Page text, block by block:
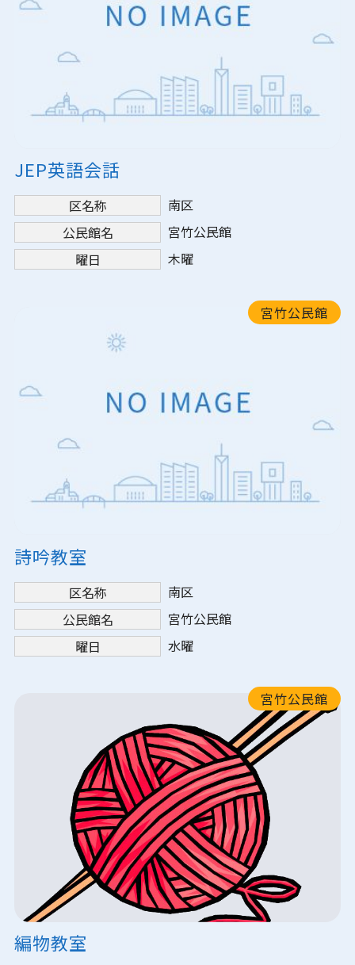
JEP英語会話
区名称
南区
公民館名
宮竹公民館
曜日
木曜
宮竹公民館
詩吟教室
区名称
南区
公民館名
宮竹公民館
曜日
水曜
宮竹公民館
編物教室